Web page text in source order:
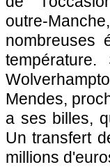
outre-
nombreuses
Mendes,
a ses billes,
Un transfert
millions